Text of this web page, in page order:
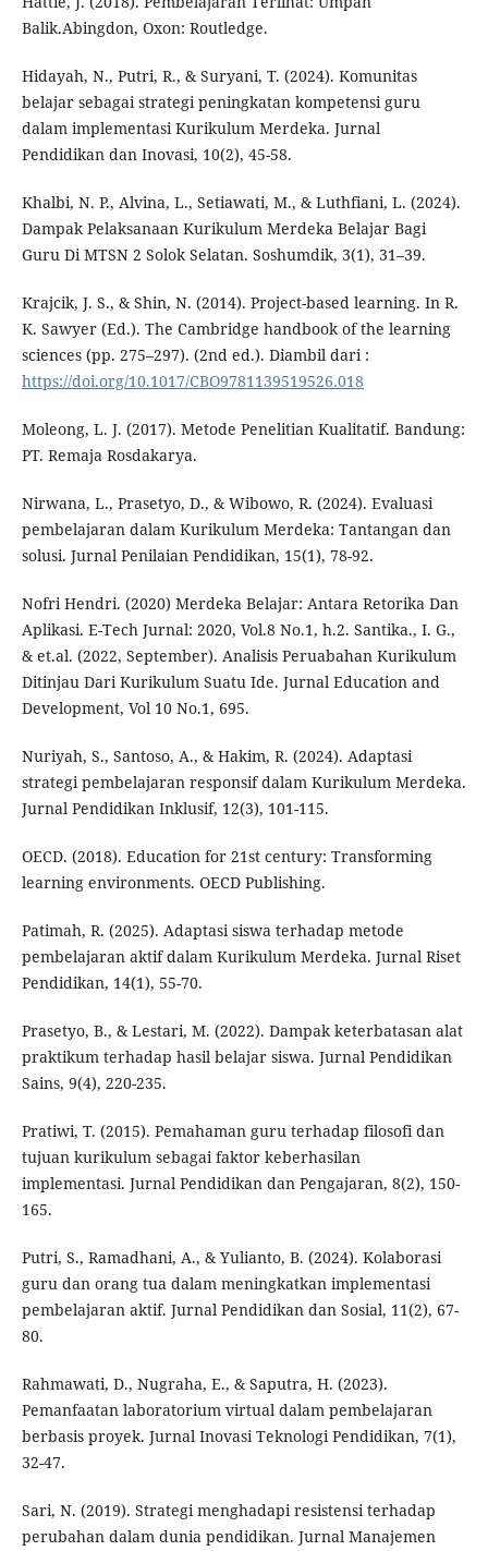
Balik.Abingdon, Oxon: Routledge.
Hidayah, N., Putri, R., & Suryani, T. (2024). Komunitas
belajar sebagai strategi peningkatan kompetensi guru
dalam implementasi Kurikulum Merdeka. Jurnal
Pendidikan dan Inovasi, 10(2), 45-58.
Khalbi, N. P., Alvina, L., Setiawati, M., & Luthfiani, L. (2024).
Dampak Pelaksanaan Kurikulum Merdeka Belajar Bagi
Guru Di MTSN 2 Solok Selatan. Soshumdik, 3(1), 31–39.
Krajcik, J. S., & Shin, N. (2014). Project-based learning. In R.
K. Sawyer (Ed.). The Cambridge handbook of the learning
sciences (pp. 275–297). (2nd ed.). Diambil dari :
https://doi.org/10.1017/CBO9781139519526.018
Moleong, L. J. (2017). Metode Penelitian Kualitatif. Bandung:
PT. Remaja Rosdakarya.
Nirwana, L., Prasetyo, D., & Wibowo, R. (2024). Evaluasi
pembelajaran dalam Kurikulum Merdeka: Tantangan dan
solusi. Jurnal Penilaian Pendidikan, 15(1), 78-92.
Nofri Hendri. (2020) Merdeka Belajar: Antara Retorika Dan
Aplikasi. E-Tech Jurnal: 2020, Vol.8 No.1, h.2. Santika., I. G.,
& et.al. (2022, September). Analisis Peruabahan Kurikulum
Ditinjau Dari Kurikulum Suatu Ide. Jurnal Education and
Development, Vol 10 No.1, 695.
Nuriyah, S., Santoso, A., & Hakim, R. (2024). Adaptasi
strategi pembelajaran responsif dalam Kurikulum Merdeka.
Jurnal Pendidikan Inklusif, 12(3), 101-115.
OECD. (2018). Education for 21st century: Transforming
learning environments. OECD Publishing.
Patimah, R. (2025). Adaptasi siswa terhadap metode
pembelajaran aktif dalam Kurikulum Merdeka. Jurnal Riset
Pendidikan, 14(1), 55-70.
Prasetyo, B., & Lestari, M. (2022). Dampak keterbatasan alat
praktikum terhadap hasil belajar siswa. Jurnal Pendidikan
Sains, 9(4), 220-235.
Pratiwi, T. (2015). Pemahaman guru terhadap filosofi dan
tujuan kurikulum sebagai faktor keberhasilan
implementasi. Jurnal Pendidikan dan Pengajaran, 8(2), 150-
165.
Putri, S., Ramadhani, A., & Yulianto, B. (2024). Kolaborasi
guru dan orang tua dalam meningkatkan implementasi
pembelajaran aktif. Jurnal Pendidikan dan Sosial, 11(2), 67-
80.
Rahmawati, D., Nugraha, E., & Saputra, H. (2023).
Pemanfaatan laboratorium virtual dalam pembelajaran
berbasis proyek. Jurnal Inovasi Teknologi Pendidikan, 7(1),
32-47.
Sari, N. (2019). Strategi menghadapi resistensi terhadap
perubahan dalam dunia pendidikan. Jurnal Manajemen